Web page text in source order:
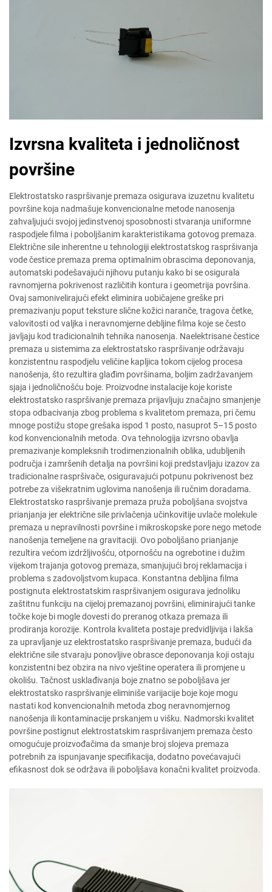
Izvrsna kvaliteta i jednoličnost
površine
Elektrostatsko raspršivanje premaza osigurava izuzetnu kvalitetu
površine koja nadmašuje konvencionalne metode nanosenja
zahvaljujući svojoj jedinstvenoj sposobnosti stvaranja uniformne
raspodjele filma i poboljšanim karakteristikama gotovog premaza.
Električne sile inherentne u tehnologiji elektrostatskog raspršivanja
vode čestice premaza prema optimalnim obrascima deponovanja,
automatski podešavajući njihovu putanju kako bi se osigurala
ravnomjerna pokrivenost različitih kontura i geometrija površina.
Ovaj samonivelirajući efekt eliminira uobičajene greške pri
premazivanju poput teksture slične kožici naranče, tragova četke,
valovitosti od valjka i neravnomjerne debljine filma koje se često
javljaju kod tradicionalnih tehnika nanosenja. Naelektrisane čestice
premaza u sistemima za elektrostatsko raspršivanje održavaju
konzistentnu raspodjelu veličine kapljica tokom cijelog procesa
nanošenja, što rezultira glađim površinama, boljim zadržavanjem
sjaja i jednoličnošću boje. Proizvodne instalacije koje koriste
elektrostatsko raspršivanje premaza prijavljuju značajno smanjenje
stopa odbacivanja zbog problema s kvalitetom premaza, pri čemu
mnoge postižu stope grešaka ispod 1 posto, nasuprot 5–15 posto
kod konvencionalnih metoda. Ova tehnologija izvrsno obavlja
premazivanje kompleksnih trodimenzionalnih oblika, udubljenih
područja i zamršenih detalja na površini koji predstavljaju izazov za
tradicionalne raspršivače, osiguravajući potpunu pokrivenost bez
potrebe za višekratnim uglovima nanošenja ili ručnim doradama.
Elektrostatsko raspršivanje premaza pruža poboljšana svojstva
prianjanja jer električne sile privlačenja učinkovitije uvlače molekule
premaza u nepravilnosti površine i mikroskopske pore nego metode
nanošenja temeljene na gravitaciji. Ovo poboljšano prianjanje
rezultira većom izdržljivošću, otpornošću na ogrebotine i dužim
vijekom trajanja gotovog premaza, smanjujući broj reklamacija i
problema s zadovoljstvom kupaca. Konstantna debljina filma
postignuta elektrostatskim raspršivanjem osigurava jednoliku
zaštitnu funkciju na cijeloj premazanoj površini, eliminirajući tanke
točke koje bi mogle dovesti do preranog otkaza premaza ili
prodiranja korozije. Kontrola kvaliteta postaje predvidljivija i lakša
za upravljanje uz elektrostatsko raspršivanje premaza, budući da
električne sile stvaraju ponovljive obrasce deponovanja koji ostaju
konzistentni bez obzira na nivo vještine operatera ili promjene u
okolišu. Tačnost usklađivanja boje znatno se poboljšava jer
elektrostatsko raspršivanje eliminiše varijacije boje koje mogu
nastati kod konvencionalnih metoda zbog neravnomjernog
nanošenja ili kontaminacije prskanjem u višku. Nadmorski kvalitet
površine postignut elektrostatskim raspršivanjem premaza često
omogućuje proizvođačima da smanje broj slojeva premaza
potrebnih za ispunjavanje specifikacija, dodatno povećavajući
efikasnost dok se održava ili poboljšava konačni kvalitet proizvoda.